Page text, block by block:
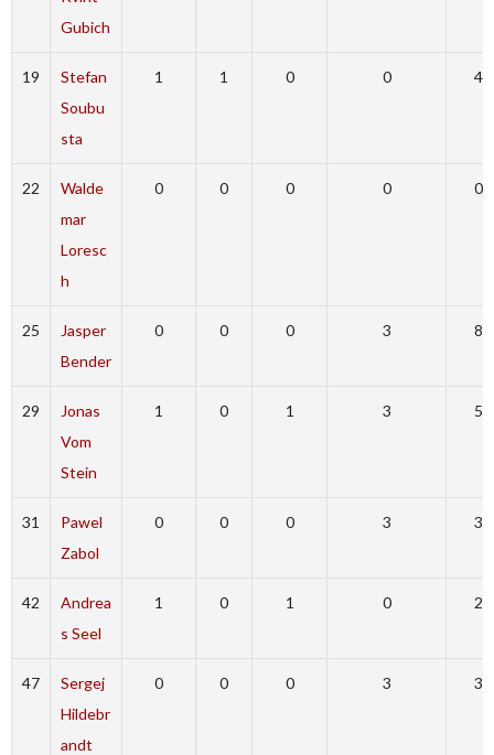
Gubich
19
Stefan
Soubu
sta
1 1 0 0 4
22
Walde
mar
Loresc
h
0 0 0 0 0
25
Jasper
Bender
0 0 0 3 8
29
Jonas
Vom
Stein
1 0 1 3 5
31
Pawel
Zabol
0 0 0 3 3
42
Andrea
s Seel
1 0 1 0 2
47
Sergej
Hildebr
andt
0 0 0 3 3